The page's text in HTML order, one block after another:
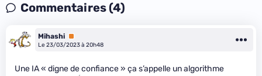
Commentaires (4)
Mihashi Premium
Le 23/03/2023 à 20h48
Une IA « digne de confiance » ça s’appelle un algorithme